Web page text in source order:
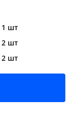
1 шт
2 шт
2 шт